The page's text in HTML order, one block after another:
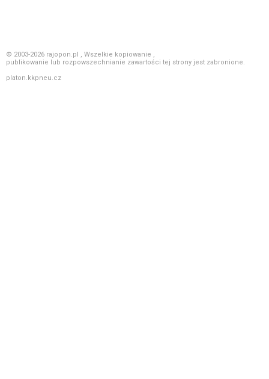
© 2003-2026 rajopon.pl , Wszelkie kopiowanie ,
publikowanie lub rozpowszechnianie zawartości tej strony jest zabronione.
platon.kkpneu.cz